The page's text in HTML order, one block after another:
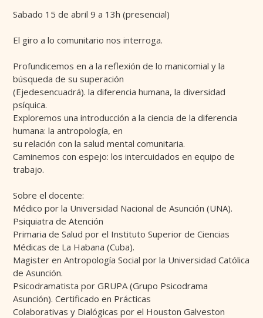
Sabado 15 de abril 9 a 13h (presencial)
El giro a lo comunitario nos interroga.
Profundicemos en a la reflexión de lo manicomial y la
búsqueda de su superación
(Ejedesencuadrá). la diferencia humana, la diversidad
psíquica.
Exploremos una introducción a la ciencia de la diferencia
humana: la antropología, en
su relación con la salud mental comunitaria.
Caminemos con espejo: los intercuidados en equipo de
trabajo.
Sobre el docente:
Médico por la Universidad Nacional de Asunción (UNA).
Psiquiatra de Atención
Primaria de Salud por el Instituto Superior de Ciencias
Médicas de La Habana (Cuba).
Magister en Antropología Social por la Universidad Católica
de Asunción.
Psicodramatista por GRUPA (Grupo Psicodrama
Asunción). Certificado en Prácticas
Colaborativas y Dialógicas por el Houston Galveston